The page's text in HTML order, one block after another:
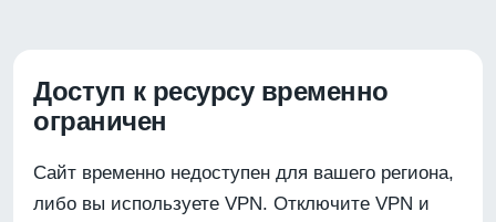
Доступ к ресурсу временно
ограничен
Сайт временно недоступен для вашего региона,
либо вы используете VPN. Отключите VPN и